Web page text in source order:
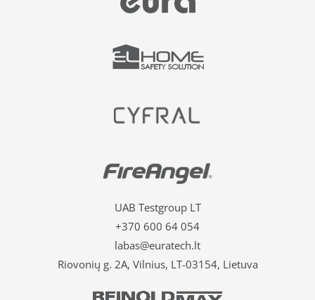
UAB Testgroup LT
+370 600 64 054
labas@euratech.lt
Riovonių g. 2A, Vilnius, LT-03154, Lietuva